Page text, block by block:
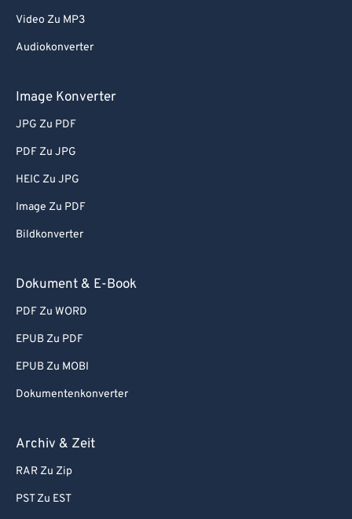
Video Zu MP3
Audiokonverter
Image Konverter
JPG Zu PDF
PDF Zu JPG
HEIC Zu JPG
Image Zu PDF
Bildkonverter
Dokument & E-Book
PDF Zu WORD
EPUB Zu PDF
EPUB Zu MOBI
Dokumentenkonverter
Archiv & Zeit
RAR Zu Zip
PST Zu EST